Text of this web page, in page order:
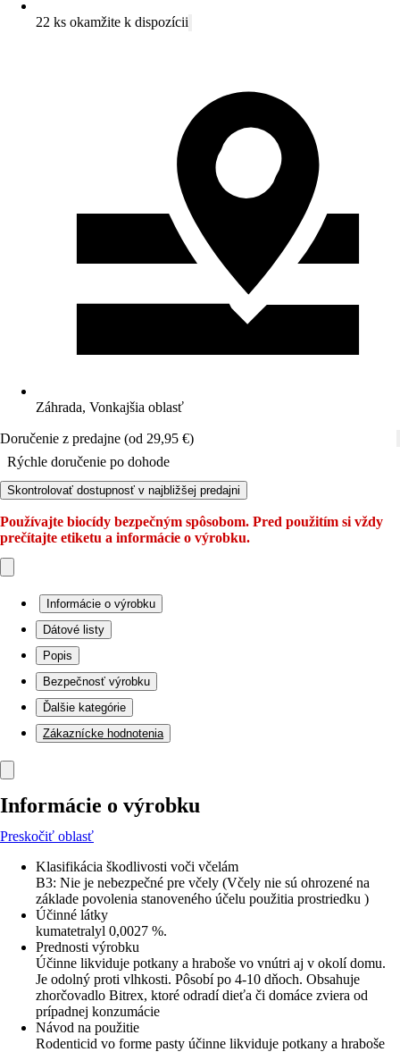
22 ks okamžite k dispozícii
Záhrada, Vonkajšia oblasť
Doručenie z predajne (od 29,95 €)
Rýchle doručenie po dohode
Skontrolovať dostupnosť v najbližšej predajni
Používajte biocídy bezpečným spôsobom. Pred použitím si vždy
prečítajte etiketu a informácie o výrobku.
Informácie o výrobku
Dátové listy
Popis
Bezpečnosť výrobku
Ďalšie kategórie
Zákaznícke hodnotenia
Informácie o výrobku
Preskočiť oblasť
Klasifikácia škodlivosti voči včelám
B3: Nie je nebezpečné pre včely (Včely nie sú ohrozené na
základe povolenia stanoveného účelu použitia prostriedku )
Účinné látky
kumatetralyl 0,0027 %.
Prednosti výrobku
Účinne likviduje potkany a hraboše vo vnútri aj v okolí domu.
Je odolný proti vlhkosti. Pôsobí po 4-10 dňoch. Obsahuje
zhorčovadlo Bitrex, ktoré odradí dieťa či domáce zviera od
prípadnej konzumácie
Návod na použitie
Rodenticid vo forme pasty účinne likviduje potkany a hraboše